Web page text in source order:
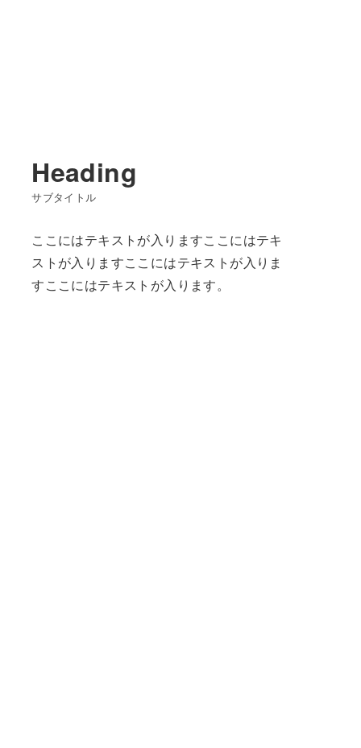
Heading
サブタイトル
ここにはテキストが入りますここにはテキ
ストが入りますここにはテキストが入りま
すここにはテキストが入ります。